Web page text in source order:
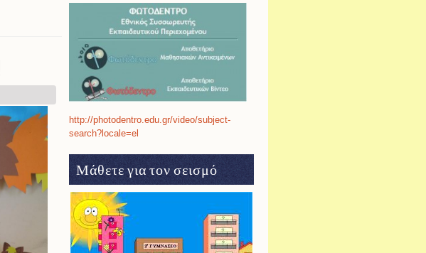
http://photodentro.edu.gr/video/subject-
search?locale=el
Μάθετε για τον σεισμό